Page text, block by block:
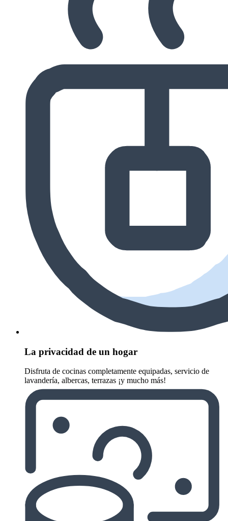
La privacidad de un hogar
Disfruta de cocinas completamente equipadas, servicio de
lavandería, albercas, terrazas ¡y mucho más!